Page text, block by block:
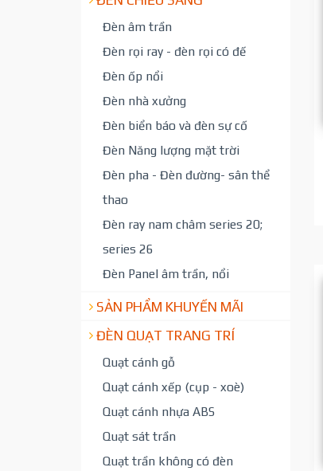
Đèn âm trần
Đèn rọi ray - đèn rọi có đế
Đèn ốp nổi
Đèn nhà xưởng
Đèn biển báo và đèn sự cố
Đèn Năng lượng mặt trời
Đèn pha - Đèn đường- sân thể
thao
Đèn ray nam châm series 20;
series 26
Đèn Panel âm trần, nổi
SẢN PHẨM KHUYẾN MÃI
ĐÈN QUẠT TRANG TRÍ
Quạt cánh gỗ
Quạt cánh xếp (cụp - xoè)
Quạt cánh nhựa ABS
Quạt sát trần
Quạt trần không có đèn